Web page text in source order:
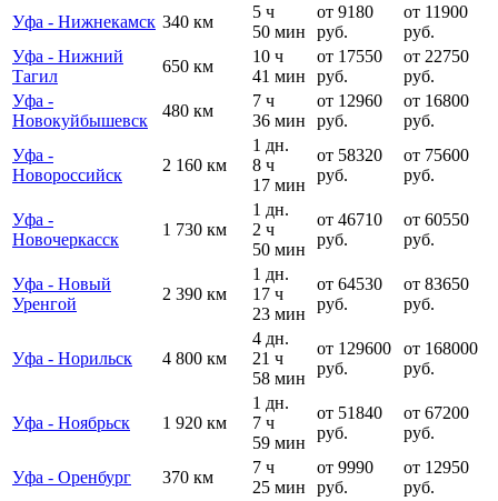
Уфа - Нижнекамск 340 км
5 ч
50 мин
от 9180
руб.
от 11900
руб.
Уфа - Нижний
Тагил
650 км
10 ч
41 мин
от 17550
руб.
от 22750
руб.
Уфа -
Новокуйбышевск
480 км
7 ч
36 мин
от 12960
руб.
от 16800
руб.
Уфа -
Новороссийск
2 160 км
1 дн.
8 ч
17 мин
от 58320
руб.
от 75600
руб.
Уфа -
Новочеркасск
1 730 км
1 дн.
2 ч
50 мин
от 46710
руб.
от 60550
руб.
Уфа - Новый
Уренгой
2 390 км
1 дн.
17 ч
23 мин
от 64530
руб.
от 83650
руб.
Уфа - Норильск 4 800 км
4 дн.
21 ч
58 мин
от 129600
руб.
от 168000
руб.
Уфа - Ноябрьск 1 920 км
1 дн.
7 ч
59 мин
от 51840
руб.
от 67200
руб.
Уфа - Оренбург 370 км
7 ч
25 мин
от 9990
руб.
от 12950
руб.